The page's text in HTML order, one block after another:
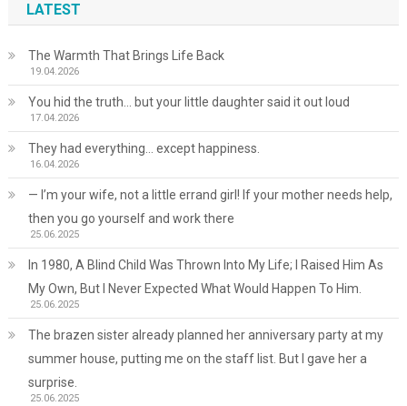
LATEST
The Warmth That Brings Life Back
19.04.2026
You hid the truth… but your little daughter said it out loud
17.04.2026
They had everything… except happiness.
16.04.2026
— I’m your wife, not a little errand girl! If your mother needs help,
then you go yourself and work there
25.06.2025
In 1980, A Blind Child Was Thrown Into My Life; I Raised Him As
My Own, But I Never Expected What Would Happen To Him.
25.06.2025
The brazen sister already planned her anniversary party at my
summer house, putting me on the staff list. But I gave her a
surprise.
25.06.2025